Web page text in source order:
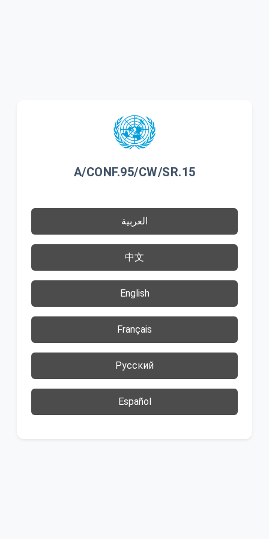
A/CONF.95/CW/SR.15
العربية
中文
English
Français
Русский
Español